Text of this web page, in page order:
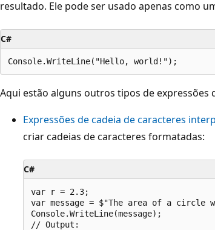
resultado. Ele pode ser usado apenas como
C#
Aqui estão alguns outros tipos de expressões
Expressões de cadeia de caracteres
criar cadeias de caracteres formatadas:
C#
var r = 2.3;
var message = $"The area of a
Console.WriteLine(message);
// Output: